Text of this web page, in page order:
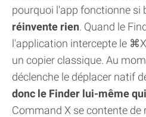
pourquoi l'app fonctionne si
réinvente rien. Quand le
l'application intercepte le
un copier classique. Au
déclenche le déplacer natif
donc le Finder lui-même
Command X se contente de